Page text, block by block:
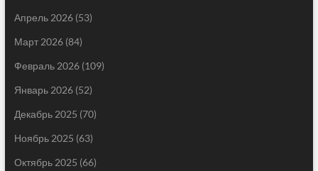
Апрель 2026(53)
Март 2026(84)
Февраль 2026(109)
Январь 2026(52)
Декабрь 2025 (70)
Ноябрь 2025 (63)
Октябрь 2025 (66)